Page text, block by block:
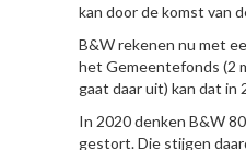
kan door de komst van
B&W rekenen nu met
het Gemeentefonds (2
gaat daar uit) kan dat in
In 2020 denken B&W
gestort. Die stijgen